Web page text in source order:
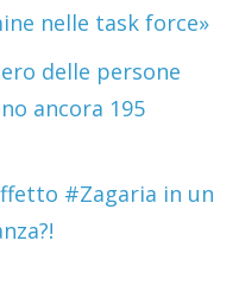
nelle task force»
delle persone
ancora 195
#Zagaria in un